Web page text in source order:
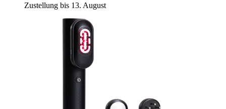
Zustellung bis 13. August